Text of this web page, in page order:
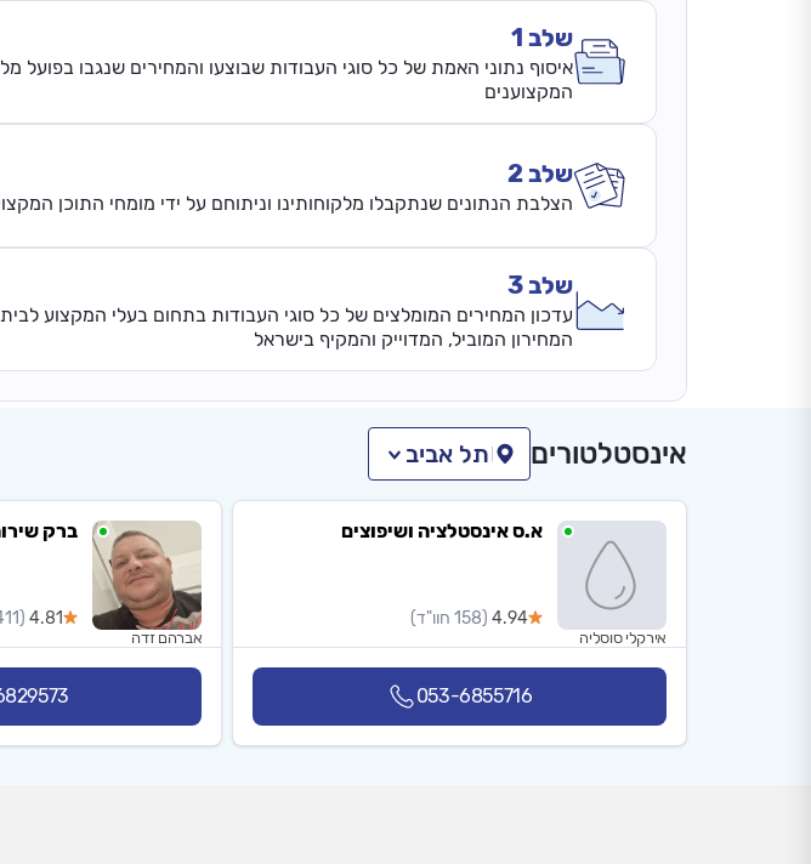
שלב 1
איסוף נתוני האמת של כל סוגי העבודות שבוצעו והמחירים שנגבו בפועל
המקצוענים
שלב 2
הצלבת הנתונים שנתקבלו מלקוחותינו וניתוחם על ידי מומחי התוכן
שלב 3
עדכון המחירים המומלצים של כל סוגי העבודות בתחום בעלי המקצוע לבית
המחירון המוביל, המדוייק והמקיף בישראל
אינסטלטורים תל אביב
א.ס אינסטלציה ושיפוצים
4.94 (158 חוו"ד)
אירקלי סוסליה
053-6855716
ברק
4.81 (411 חוו"ד)
אברהם זדה